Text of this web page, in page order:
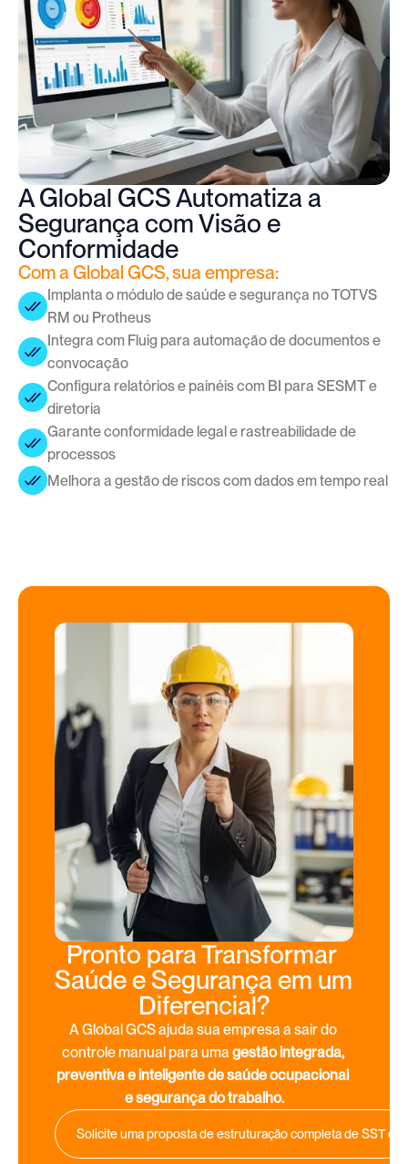
A Global GCS Automatiza a
Segurança com Visão e
Conformidade
Com a Global GCS, sua empresa:
Implanta o módulo de saúde e segurança no TOTVS
RM ou Protheus
Integra com Fluig para automação de documentos e
convocação
Configura relatórios e painéis com BI para SESMT e
diretoria
Garante conformidade legal e rastreabilidade de
processos
Melhora a gestão de riscos com dados em tempo real
Pronto para Transformar
Saúde e Segurança em um
Diferencial?
A Global GCS ajuda sua empresa a sair do
controle manual para uma gestão integrada,
preventiva e inteligente de saúde ocupacional
e segurança do trabalho.
Solicite uma proposta de estruturação completa de SST